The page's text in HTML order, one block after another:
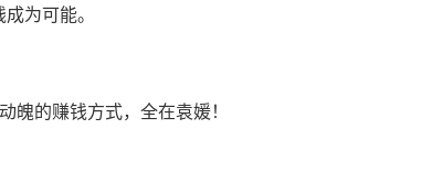
为可能。
的赚钱方式，全在袁媛！